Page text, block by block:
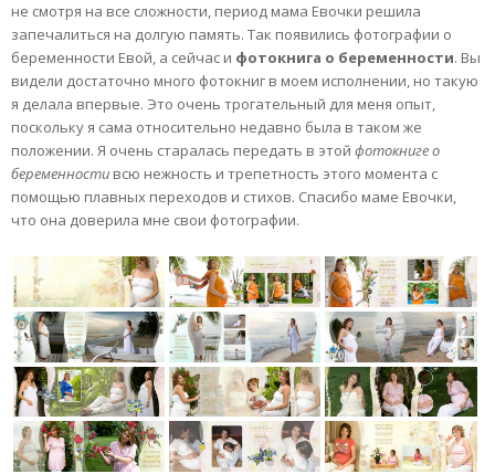
не смотря на все сложности, период мама Евочки решила
запечалиться на долгую память. Так появились фотографии о
беременности Евой, а сейчас и фотокнига о беременности. Вы
видели достаточно много фотокниг в моем исполнении, но такую
я делала впервые. Это очень трогательный для меня опыт,
поскольку я сама относительно недавно была в таком же
положении. Я очень старалась передать в этой фотокниге о
беременности всю нежность и трепетность этого момента с
помощью плавных переходов и стихов. Спасибо маме Евочки,
что она доверила мне свои фотографии.